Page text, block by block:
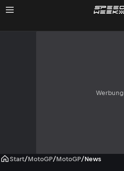
Werbung
Start/MotoGP/MotoGP/News